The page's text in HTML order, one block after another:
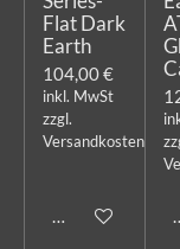
Flat Dark
Earth
104,00 €
inkl. MwSt
zzgl.
Versandkosten
In den